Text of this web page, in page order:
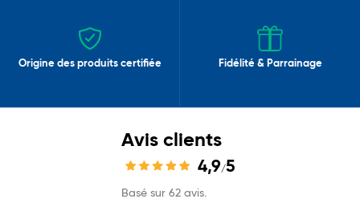
Origine des produits certifiée Fidélité & Parrainage
Avis clients
4,9/5
Basé sur 62 avis.